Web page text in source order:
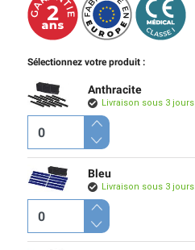
Sélectionnez votre produit :
Anthracite
Livraison sous 3 jours
Bleu
Livraison sous 3 jours